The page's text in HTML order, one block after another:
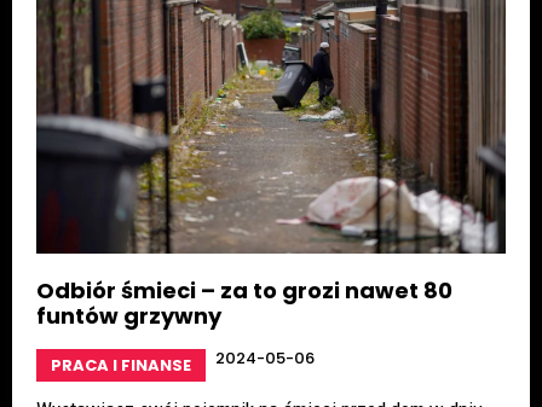
Odbiór śmieci – za to grozi nawet 80
funtów grzywny
PRACA I FINANSE 2024-05-06